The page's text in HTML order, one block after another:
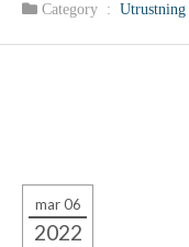
Category : Utrustning
mar 06
2022